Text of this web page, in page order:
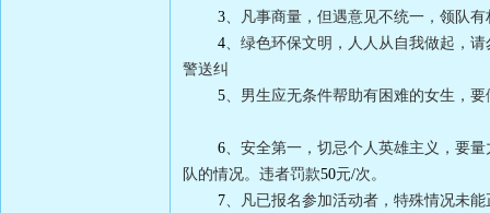
3、凡事商量，但遇意见不统一，领队
4、绿色环保文明，人人从自我做起，
警送纠
5、男生应无条件帮助有困难的女生，
6、安全第一，切忌个人英雄主义，要
队的情况。违者罚款50元/次。
7、凡已报名参加活动者，特殊情况未